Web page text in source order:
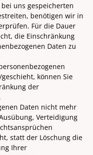
uns gespeicherten
benötigen wir in
Für die Dauer
die Einschränkung
Daten zu
können Sie
der
Daten nicht mehr
Verteidigung
statt der Löschung die
Ihrer